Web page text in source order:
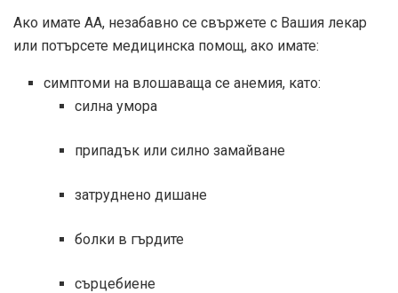
Ако имате АА, незабавно се свържете с Вашия лекар
или потърсете медицинска помощ, ако имате:
симптоми на влошаваща се анемия, като:
силна умора
припадък или силно замайване
затруднено дишане
болки в гърдите
сърцебиене